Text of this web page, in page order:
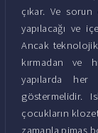
çıkar. Ve
yapılacağı ve
Ancak teknolojik
kırmadan ve
yapılarda
göstermelidir.
çocukların
zamanla pimaş